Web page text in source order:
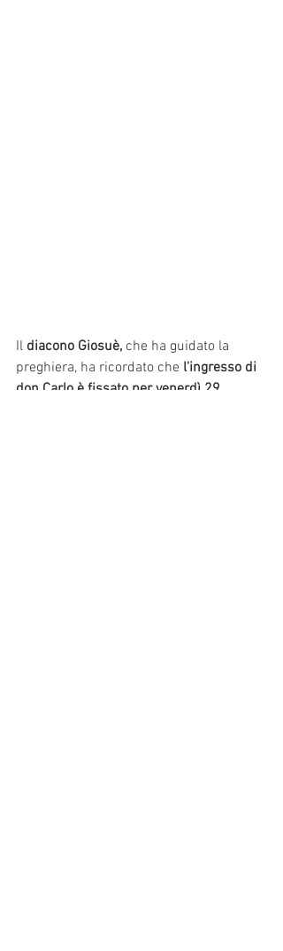
Il diacono Giosuè, che ha guidato la
preghiera, ha ricordato che l'ingresso di
don Carlo è fissato per venerdì 29